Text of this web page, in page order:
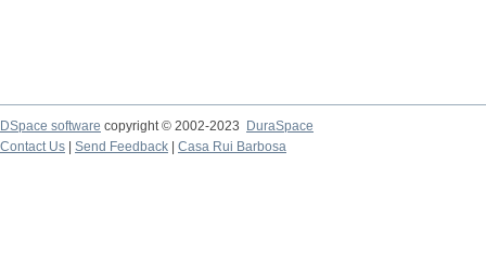
DSpace software copyright © 2002-2023
DuraSpace
Contact Us
Send Feedback Casa Rui Barbosa